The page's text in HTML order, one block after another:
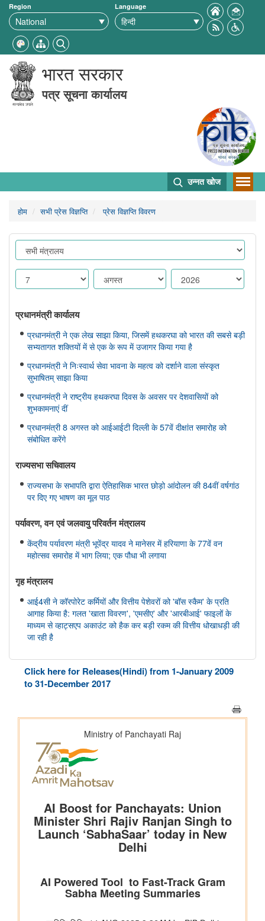
Region Language
भारत सरकार
पत्र सूचना कार्यालय
उन्नत खोज
होम सभी प्रेस विज्ञप्ति प्रेस विज्ञप्ति विवरण
प्रधानमंत्री कार्यालय
प्रधानमंत्री ने एक लेख साझा किया, जिसमें हथकरघा को भारत की सबसे बड़ी
सभ्यतागत शक्तियों में से एक के रूप में उजागर किया गया है
प्रधानमंत्री ने निःस्वार्थ सेवा भावना के महत्व को दर्शाने वाला संस्कृत
सुभाषितम् साझा किया
प्रधानमंत्री ने राष्ट्रीय हथकरघा दिवस के अवसर पर देशवासियों को
शुभकामनाएं दीं
प्रधानमंत्री 8 अगस्त को आईआईटी दिल्ली के 57वें दीक्षांत समारोह को
संबोधित करेंगे
राज्यसभा सचिवालय
राज्यसभा के सभापति द्वारा ऐतिहासिक भारत छोड़ो आंदोलन की 84वीं वर्षगांठ
पर दिए गए भाषण का मूल पाठ
पर्यावरण, वन एवं जलवायु परिवर्तन मंत्रालय
केंद्रीय पर्यावरण मंत्री भूपेंद्र यादव ने मानेसर में हरियाणा के 77वें वन
महोत्सव समारोह में भाग लिया; एक पौधा भी लगाया
गृह मंत्रालय
आई4सी ने कॉरपोरेट कर्मियों और वित्तीय पेशेवरों को 'बॉस स्कैम' के प्रति
आगाह किया है: गलत 'खाता विवरण', 'एमसीए' और 'आरबीआई' फाइलों के
माध्यम से व्हाट्सएप अकाउंट को हैक कर बड़ी रकम की वित्तीय धोखाधड़ी की
जा रही है
महिला एवं बाल विकास मंत्रालय
केंद्रीय मंत्री श्रीमती अन्नपूर्णा देवी ने राष्ट्रीय हथकरघा दिवस पर नागरिकों
अन्य
भारतीय न्यायपालिका का डिजिटल रूपांतरण
राष्ट्रीय मानव अधिकार आयोग
राष्ट्रीय मानवाधिकार आयोग (एनएचआरसी) ने मध्य प्रदेश के विदिशा जिले में
का स्वतः संज्ञान लिया
रसायन एवं उर्वरक मंत्रालय - औषधि विभाग
Click here for Releases(Hindi) from 1-January 2009
to 31-December 2017